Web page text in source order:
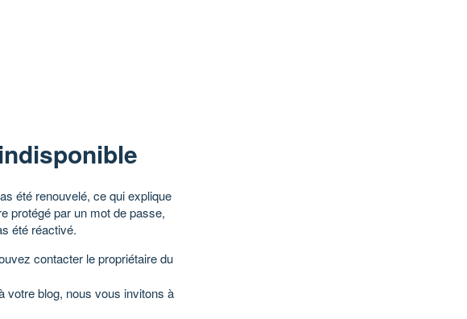
été renouvelé, ce qui explique
protégé par un mot de passe,
été réactivé.
contacter le propriétaire du
votre blog, nous vous invitons à